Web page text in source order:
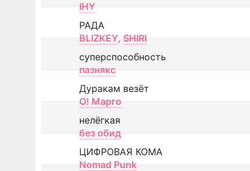
IHY
РАДА
BLIZKEY, SHIRI
суперспособность
пазнякс
Дуракам везёт
О! Марго
нелёгкая
без обид
ЦИФРОВАЯ КОМА
Nomad Punk